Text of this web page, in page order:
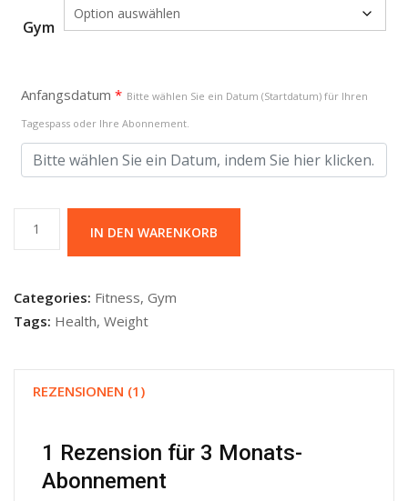
Gym
Anfangsdatum * Bitte wählen Sie ein Datum (Startdatum) für Ihren
Tagespass oder Ihre Abonnement.
Menge
IN DEN WARENKORB
Categories: Fitness, Gym
Tags: Health, Weight
REZENSIONEN (1)
1 Rezension für 3 Monats-
Abonnement